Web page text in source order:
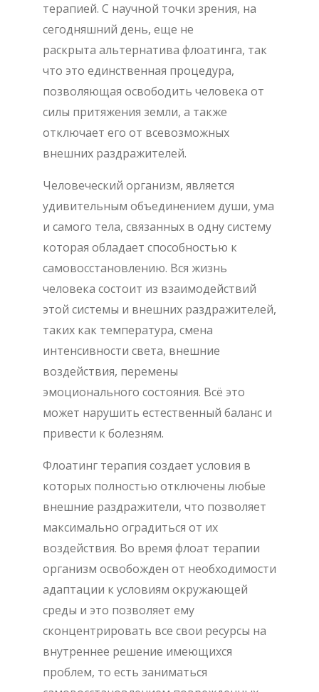
терапией. С научной точки зрения, на
сегодняшний день, еще не
раскрыта альтернатива флоатинга, так
что это единственная процедура,
позволяющая освободить человека от
силы притяжения земли, а также
отключает его от всевозможных
внешних раздражителей.
Человеческий организм, является
удивительным объединением души, ума
и самого тела, связанных в одну систему
которая обладает способностью к
самовосстановлению. Вся жизнь
человека состоит из взаимодействий
этой системы и внешних раздражителей,
таких как температура, смена
интенсивности света, внешние
воздействия, перемены
эмоционального состояния. Всё это
может нарушить естественный баланс и
привести к болезням.
Флоатинг терапия создает условия в
которых полностью отключены любые
внешние раздражители, что позволяет
максимально оградиться от их
воздействия. Во время флоат терапии
организм освобожден от необходимости
адаптации к условиям окружающей
среды и это позволяет ему
сконцентрировать все свои ресурсы на
внутреннее решение имеющихся
проблем, то есть заниматься